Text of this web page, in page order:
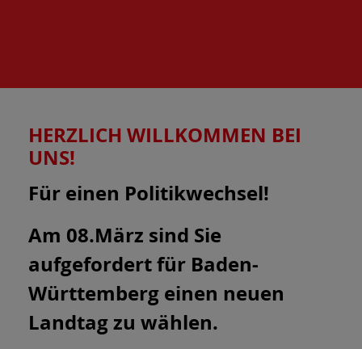
HERZLICH WILLKOMMEN BEI
UNS!
Für einen Politikwechsel!
Am 08.März sind Sie
aufgefordert für Baden-
Württemberg einen neuen
Landtag zu wählen.